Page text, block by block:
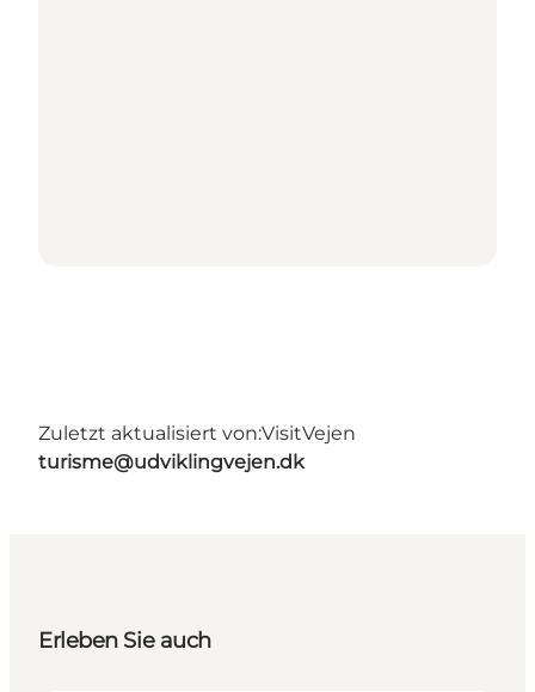
Zuletzt aktualisiert von:VisitVejen
turisme@udviklingvejen.dk
Erleben Sie auch